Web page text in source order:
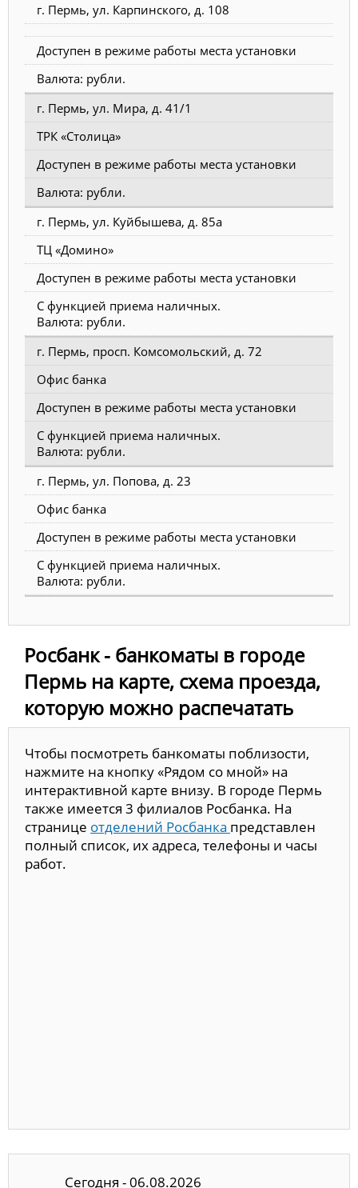
г. Пермь, ул. Карпинского, д. 108
Доступен в режиме работы места установки
Валюта: рубли.
г. Пермь, ул. Мира, д. 41/1
ТРК «Столица»
Доступен в режиме работы места установки
Валюта: рубли.
г. Пермь, ул. Куйбышева, д. 85а
ТЦ «Домино»
Доступен в режиме работы места установки
С функцией приема наличных.
Валюта: рубли.
г. Пермь, просп. Комсомольский, д. 72
Офис банка
Доступен в режиме работы места установки
С функцией приема наличных.
Валюта: рубли.
г. Пермь, ул. Попова, д. 23
Офис банка
Доступен в режиме работы места установки
С функцией приема наличных.
Валюта: рубли.
Росбанк - банкоматы в городе
Пермь на карте, схема проезда,
которую можно распечатать
Чтобы посмотреть банкоматы поблизости,
нажмите на кнопку «Рядом со мной» на
интерактивной карте внизу. В городе Пермь
также имеется 3 филиалов Росбанка. На
странице отделений Росбанка представлен
полный список, их адреса, телефоны и часы
работ.
Сегодня - 06.08.2026